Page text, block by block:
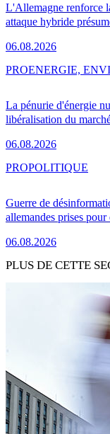
L'Allemagne renforce
attaque hybride
06.08.2026
La pénurie d'énergie
libéralisation du
06.08.2026
PROENERGIE,
Guerre de
allemandes prises pour
06.08.2026
PROPOLITIQUE
PLUS DE CETTE